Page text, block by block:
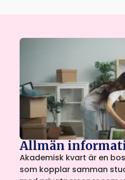
Allmän
Akademisk kvart är en
som kopplar samman